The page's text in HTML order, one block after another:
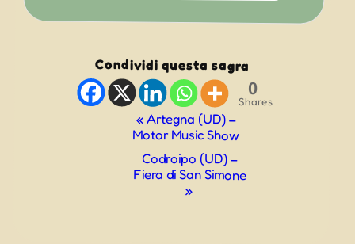
Condividi questa sagra
0
Shares
Navigazione
«Artegna (UD) –
Motor Music Show
Codroipo (UD) –
Fiera di San Simone
»